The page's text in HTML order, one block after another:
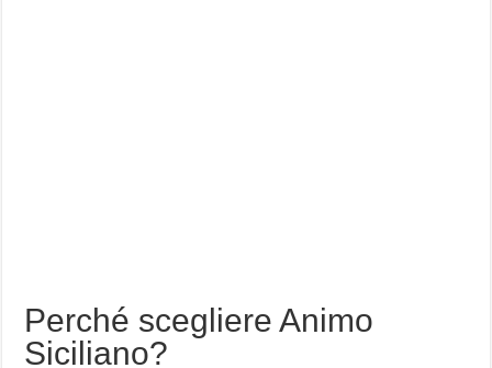
Perché scegliere Animo
Siciliano?